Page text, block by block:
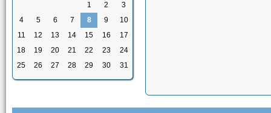
1
2
3
4
5 6 7 8 9
10
11
12 13 14 15 16
17
18
19 20 21 22 23
24
25
26 27 28 29 30 31